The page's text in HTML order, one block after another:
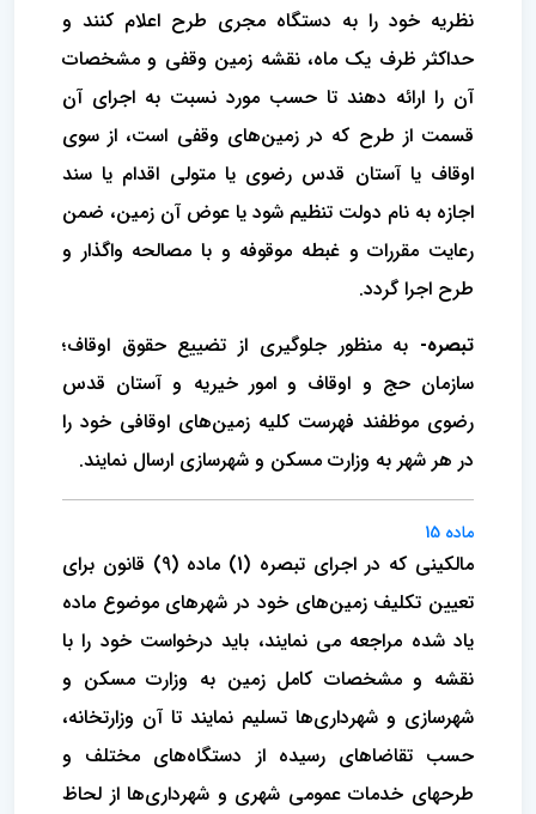
نظریه خود را به دستگاه مجری طرح اعلام کنند و
حداکثر ظرف یک ماه، نقشه زمین وقفی و مشخصات
آن را ارائه دهند تا حسب مورد نسبت به اجرای آن
قسمت از طرح که در زمین‌های وقفی است، از سوی
اوقاف یا آستان قدس رضوی یا متولی اقدام یا سند
اجازه به نام دولت تنظیم شود یا عوض آن زمین، ضمن
رعایت مقررات و غبطه موقوفه و با مصالحه واگذار و
طرح اجرا گردد.
تبصره- به منظور جلوگیری از تضییع حقوق اوقاف؛
سازمان حج و اوقاف و امور خیریه و آستان قدس
رضوی موظفند فهرست کلیه زمین‌های اوقافی خود را
در هر شهر به وزارت مسکن و شهرسازی ارسال نمایند.
ماده 15
مالکینی که در اجرای تبصره (1) ماده (9) قانون برای
تعیین تکلیف زمین‌های خود در شهرهای موضوع ماده
یاد شده مراجعه می نمایند، باید درخواست خود را با
نقشه و مشخصات کامل زمین به وزارت مسکن و
شهرسازی و شهرداری‌ها تسلیم نمایند تا آن وزارتخانه،
حسب تقاضاهای رسیده از دستگاه‌های مختلف و
طرحهای خدمات عمومی شهری و شهرداری‌ها از لحاظ